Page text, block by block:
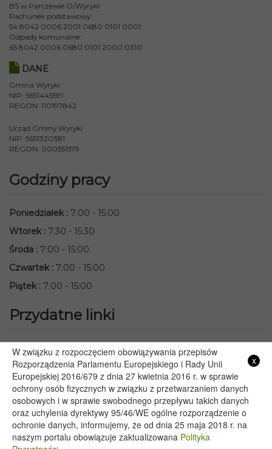
BS w Parczewie O/Wyryki
Rachunek podstawowy:
54 8042 0006 2001 0680 0101 0001
Odpady komunalne:
65 8042 0006 0680 0101 2000 0310
DANE
Gmina Wyryki
NIP: 5651445591
REGON: 110197842
Urząd Gminy Wyryki
NIP: 5651320381
REGON: 000551579
Godziny pracy
Poniedziałek : 7:00 - 15:00
Wtorek : 7:30 - 15:30
Środa : 7:00 - 15:00
Czwartek : 7:00 - 15:00
Piątek : 7:00 - 15:00
Przydatne linki
Starostwo Powiatowe we Włodawie
Lubelski Urząd Wojewódzki w Lublinie
Urząd Marszałkowski Województwa Lubelskiego w Lublinie
Serwis Rzeczypospolitej Polskiej
PGE – Planowane wyłączenia prądu
Poczta E-mail
x
W związku z rozpoczęciem obowiązywania przepisów
Rozporządzenia Parlamentu Europejskiego i Rady Unii
Europejskiej 2016/679 z dnia 27 kwietnia 2016 r. w sprawie
ochrony osób fizycznych w związku z przetwarzaniem danych
osobowych i w sprawie swobodnego przepływu takich danych
oraz uchylenia dyrektywy 95/46/WE ogólne rozporządzenie o
ochronie danych, informujemy, że od dnia 25 maja 2018 r. na
naszym portalu obowiązuje zaktualizowana Polityka